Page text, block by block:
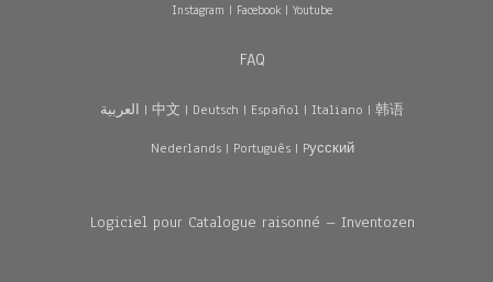
Instagram | Facebook| Youtube
FAQ
العربية | 中文 | Deutsch | Español | Italiano | 韩语
Nederlands| Português| Pусский
Logiciel pour Catalogue raisonné – Inventozen